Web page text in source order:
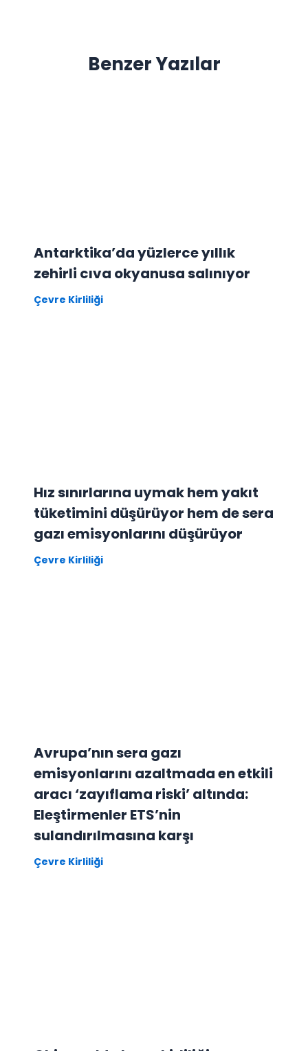
Benzer Yazılar
Antarktika’da yüzlerce yıllık
zehirli cıva okyanusa salınıyor
Çevre Kirliliği
Hız sınırlarına uymak hem yakıt
tüketimini düşürüyor hem de sera
gazı emisyonlarını düşürüyor
Çevre Kirliliği
Avrupa’nın sera gazı
emisyonlarını azaltmada en etkili
aracı ‘zayıflama riski’ altında:
Eleştirmenler ETS’nin
sulandırılmasına karşı
Çevre Kirliliği